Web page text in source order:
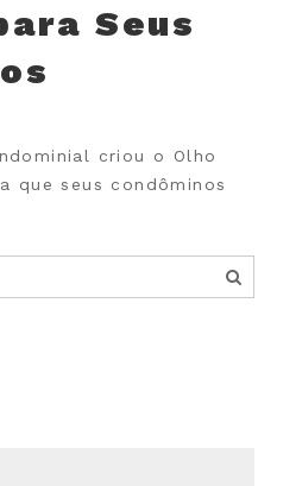
Seus
criou o Olho
que seus condôminos